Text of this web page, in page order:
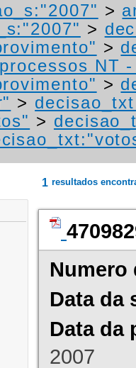
>
>
>
NT
>
>
>
1 resultados
Numero
Data da
Data da
2007